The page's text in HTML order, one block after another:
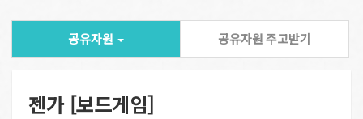
공유자원 공유자원 주고받기
젠가 [보드게임]